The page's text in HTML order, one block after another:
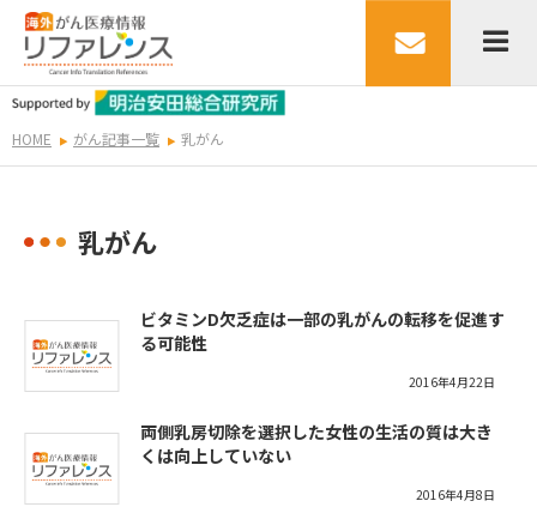
HOME がん記事一覧 乳がん
乳がん
ビタミンD欠乏症は一部の乳がんの転移を促進す
る可能性
2016年4月22日
両側乳房切除を選択した女性の生活の質は大き
くは向上していない
2016年4月8日